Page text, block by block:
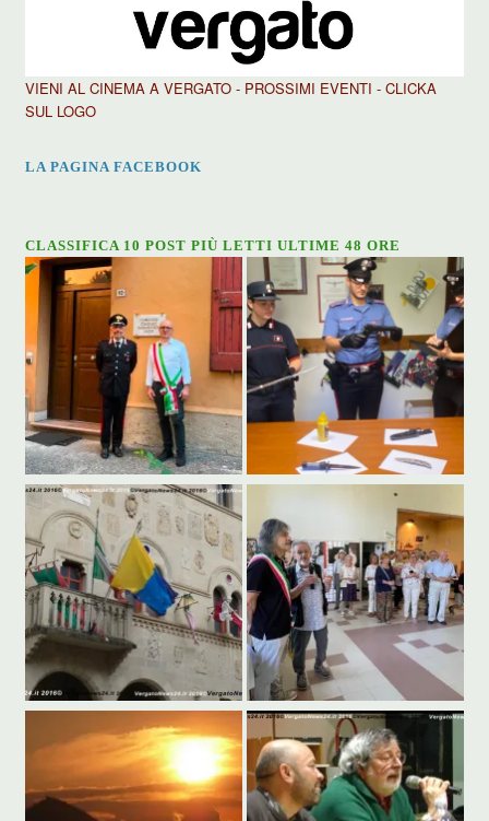
VIENI AL CINEMA A VERGATO - PROSSIMI EVENTI - CLICKA
SUL LOGO
LA PAGINA FACEBOOK
CLASSIFICA 10 POST PIÙ LETTI ULTIME 48 ORE